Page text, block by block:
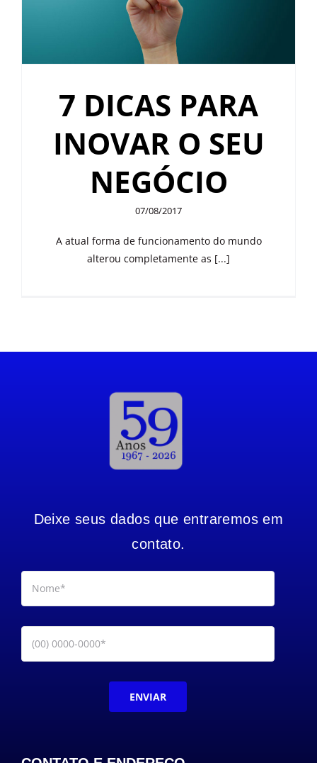
7 DICAS PARA
INOVAR O SEU
NEGÓCIO
07/08/2017
A atual forma de funcionamento do mundo
alterou completamente as [...]
Deixe seus dados que entraremos em
contato.
ENVIAR